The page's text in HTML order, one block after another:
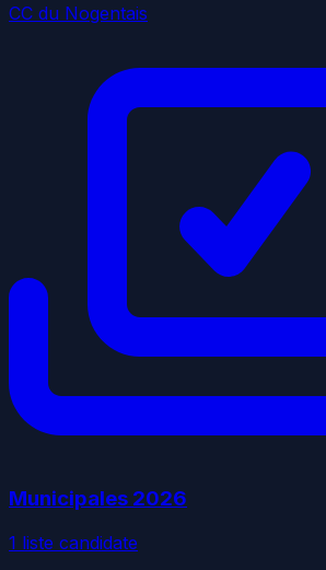
CC du Nogentais
Municipales 2026
1 liste candidate